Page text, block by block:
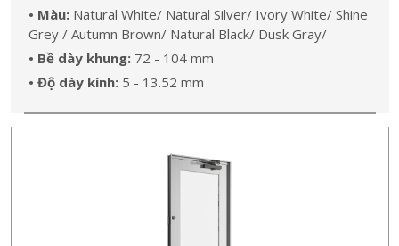
• Màu:Natural White/ Natural Silver/ Ivory White/ Shine
Grey / Autumn Brown/ Natural Black/ Dusk Gray/
• Bề dày khung:72 - 104 mm
• Độ dày kính:5 - 13.52 mm